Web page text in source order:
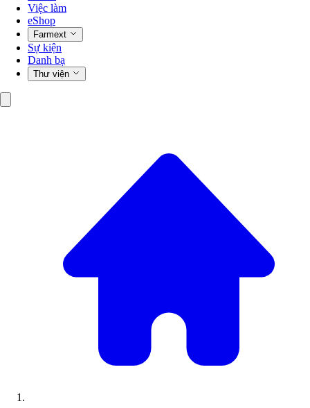
Việc làm
eShop
Farmext
Sự kiện
Danh bạ
Thư viện